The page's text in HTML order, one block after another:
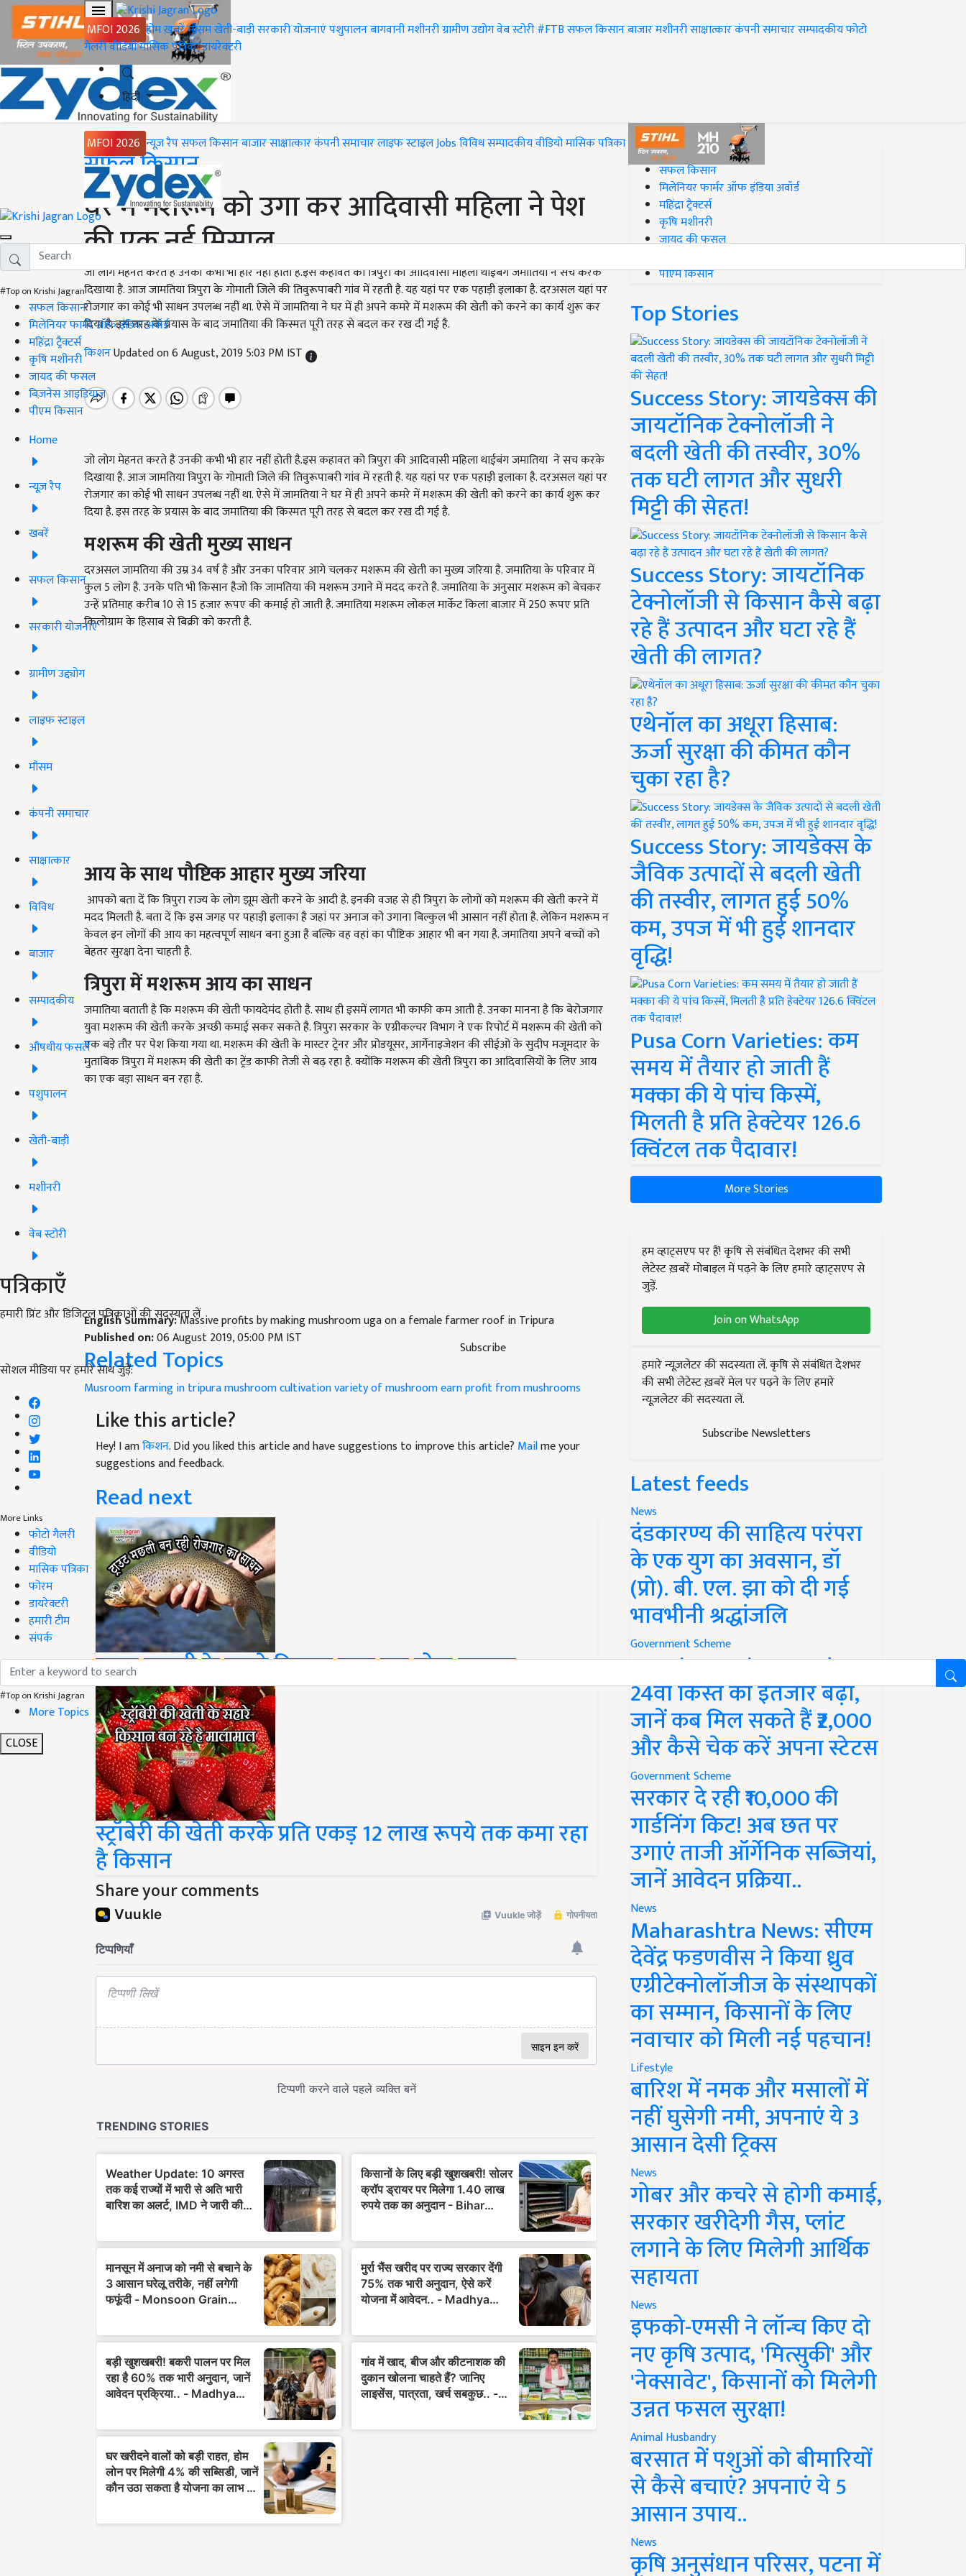
MFOI 2026 होमख़बरेंमौसमखेती-बाड़ीसरकारी योजनाएंपशुपालनबागवानीमशीनरीग्रामीण उद्योगवेब स्टोरी#FTBसफल किसानबाजारमशीनरीसाक्षात्कारकंपनी समाचारसम्पादकीयफोटो
गैलरीवीडियोमासिक पत्रिकाडायरेक्टरी
हिंदी
MFOI 2026 न्यूज़ रैपसफल किसानबाजारसाक्षात्कारकंपनी समाचारलाइफ स्टाइलJobsविविधसम्पादकीयवीडियोमासिक पत्रिका
#Top on Krishi Jagran
सफल किसान
मिलेनियर फार्मर ऑफ इंडिया अवॉर्ड
महिंद्रा ट्रैक्टर्स
कृषि मशीनरी
जायद की फसल
बिज़नेस आइडियाज
पीएम किसान
Home
न्यूज़ रैप
खबरें
सफल किसान
सरकारी योजनाएं
ग्रामीण उद्द्योग
लाइफ स्टाइल
मौसम
कंपनी समाचार
साक्षात्कार
विविध
बाजार
सम्पादकीय
औषधीय फसलें
पशुपालन
खेती-बाड़ी
मशीनरी
वेब स्टोरी
पत्रिकाएँ
हमारी प्रिंट और डिजिटल पत्रिकाओं की सदस्यता लें
Subscribe
सोशल मीडिया पर हमारे साथ जुड़ें:
More Links
फोटो गैलरी
वीडियो
मासिक पत्रिका
फोरम
डायरेक्टरी
हमारी टीम
संपर्क
#Top on Krishi Jagran
More Topics
CLOSE
Home
सफल किसान
घर में मशरूम को उगा कर आदिवासी महिला ने पेश
की एक नई मिसाल
जो लोग मेहनत करते है उनकी कभी भी हार नहीं होती है.इस कहावत को त्रिपुरा की आदिवासी महिला थाईबंग जमातिया ने सच करके
दिखाया है. आज जामतिया त्रिपुरा के गोमाती जिले की तिवुरूपाबरी गांव में रहती है. यह यहां पर एक पहाड़ी इलाका है. दरअसल यहां पर
रोजगार का कोई भी साधन उपलब्ध नहीं था. ऐसे में जामतिया ने घर में ही अपने कमरे में मशरूम की खेती को करने का कार्य शुरू कर
दिया है. इस तरह के प्रयास के बाद जमातिया की किस्मत पूरी तरह से बदल कर रख दी गई है.
किशनUpdated on 6 August, 2019 5:03 PM IST
जो लोग मेहनत करते है उनकी कभी भी हार नहीं होती है.इस कहावत को त्रिपुरा की आदिवासी महिला थाईबंग जमातिया ने सच करके
दिखाया है. आज जामतिया त्रिपुरा के गोमाती जिले की तिवुरूपाबरी गांव में रहती है. यह यहां पर एक पहाड़ी इलाका है. दरअसल यहां पर
रोजगार का कोई भी साधन उपलब्ध नहीं था. ऐसे में जामतिया ने घर में ही अपने कमरे में मशरूम की खेती को करने का कार्य शुरू कर
दिया है. इस तरह के प्रयास के बाद जमातिया की किस्मत पूरी तरह से बदल कर रख दी गई है.
मशरूम की खेती मुख्य साधन
दरअसल जामतिया की उम्र 34 वर्ष है और उनका परिवार आगे चलकर मशरूम की खेती का मुख्य जरिया है. जमातिया के परिवार में
कुल 5 लोग है. उनके पति भी किसान हैजो कि जामतिया की मशरूम उगाने में मदद करते है. जमातिया के अनुसार मशरूम को बेचकर
उन्हें प्रतिमाह करीब 10 से 15 हजार रूपए की कमाई हो जाती है. जमातिया मशरूम लोकल मार्केट किला बाजार में 250 रूपए प्रति
किलोग्राम के हिसाब से बिक्री को करती है.
आय के साथ पौष्टिक आहार मुख्य जरिया
आपको बता दें कि त्रिपुरा राज्य के लोग झूम खेती करने के आदी है. इनकी वजह से ही त्रिपुरा के लोगों को मशरूम की खेती करने में
मदद मिलती है. बता दें कि इस जगह पर पहाड़ी इलाका है जहां पर अनाज को उगाना बिल्कुल भी आसान नहीं होता है. लेकिन मशरूम न
केवल इन लोगों की आय का महत्वपूर्ण साधन बना हुआ है बल्कि वह वहां का पौष्टिक आहार भी बन गया है. जमातिया अपने बच्चों को
बेहतर सुरक्षा देना चाहती है.
त्रिपुरा में मशरूम आय का साधन
जमातिया बताती है कि मशरूम की खेती फायदेमंद होती है. साथ ही इसमें लागत भी काफी कम आती है. उनका मानना है कि बेरोजगार
युवा मशरूम की खेती करके अच्छी कमाई सकर सकते है. त्रिपुरा सरकार के एग्रीकल्चर विभाग ने एक रिपोर्ट में मशरूम की खेती को
एक बड़े तौर पर पेश किया गया था. मशरूम की खेती के मास्टर ट्रेनर और प्रोडयूसर, आर्गेनाइजेशन की सीईओ के सुदीप मजूमदार के
मुताबिक त्रिपुरा में मशरूम की खेती का ट्रेंड काफी तेजी से बढ़ रहा है. क्योंकि मशरूम की खेती त्रिपुरा का आदिवासियों के लिए आय
का एक बड़ा साधन बन रहा है.
English Summary:Massive profits by making mushroom uga on a female farmer roof in Tripura
Published on:06 August 2019, 05:00 PM IST
Related Topics
Musroom farming intripura mushroom cultivationvariety of mushroomearn profit from mushrooms
Like this article?
Hey! I amकिशन. Did you liked this article and have suggestions to improve this article? Mailme your
suggestions and feedback.
Read next
ट्राउट मछली के सहारे किसान कमा रहा मोटा मुनाफा
स्ट्रॉबेरी की खेती करके प्रति एकड़ 12 लाख रूपये तक कमा रहा
है किसान
Share your comments
#Top on Krishi Jagran
सफल किसान
मिलेनियर फार्मर ऑफ इंडिया अवॉर्ड
महिंद्रा ट्रैक्टर्स
कृषि मशीनरी
जायद की फसल
पीएम किसान
Top Stories
Success Story: जायडेक्स की
जायटॉनिक टेक्नोलॉजी ने
बदली खेती की तस्वीर, 30%
तक घटी लागत और सुधरी
मिट्टी की सेहत!
Success Story: जायटॉनिक
टेक्नोलॉजी से किसान कैसे बढ़ा
रहे हैं उत्पादन और घटा रहे हैं
खेती की लागत?
एथेनॉल का अधूरा हिसाब:
ऊर्जा सुरक्षा की कीमत कौन
चुका रहा है?
Success Story: जायडेक्स के
जैविक उत्पादों से बदली खेती
की तस्वीर, लागत हुई 50%
कम, उपज में भी हुई शानदार
वृद्धि!
Pusa Corn Varieties: कम
समय में तैयार हो जाती हैं
मक्का की ये पांच किस्में,
मिलती है प्रति हेक्टेयर 126.6
क्विंटल तक पैदावार!
More Stories
हम व्हाट्सएप पर हैं! कृषि से संबंधित देशभर की सभी
लेटेस्ट ख़बरें मोबाइल में पढ़ने के लिए हमारे व्हाट्सएप से
जुड़ें.
Join on WhatsApp
हमारे न्यूज़लेटर की सदस्यता लें. कृषि से संबंधित देशभर
की सभी लेटेस्ट ख़बरें मेल पर पढ़ने के लिए हमारे
न्यूज़लेटर की सदस्यता लें.
Subscribe Newsletters
Latest feeds
News
दंडकारण्य की साहित्य परंपरा
के एक युग का अवसान, डॉ
(प्रो). बी. एल. झा को दी गई
भावभीनी श्रद्धांजलि
Government Scheme
PM Kisan Yojana Update:
24वीं किस्त का इंतजार बढ़ा,
जानें कब मिल सकते हैं ₹2,000
और कैसे चेक करें अपना स्टेटस
Government Scheme
सरकार दे रही ₹10,000 की
गार्डनिंग किट! अब छत पर
उगाएं ताजी ऑर्गेनिक सब्जियां,
जानें आवेदन प्रक्रिया..
News
Maharashtra News: सीएम
देवेंद्र फडणवीस ने किया ध्रुव
एग्रीटेक्नोलॉजीज के संस्थापकों
का सम्मान, किसानों के लिए
नवाचार को मिली नई पहचान!
Lifestyle
बारिश में नमक और मसालों में
नहीं घुसेगी नमी, अपनाएं ये 3
आसान देसी ट्रिक्स
News
गोबर और कचरे से होगी कमाई,
सरकार खरीदेगी गैस, प्लांट
लगाने के लिए मिलेगी आर्थिक
सहायता
News
इफको-एमसी ने लॉन्च किए दो
नए कृषि उत्पाद, 'मित्सुकी' और
'नेक्सावेट', किसानों को मिलेगी
उन्नत फसल सुरक्षा!
Animal Husbandry
बरसात में पशुओं को बीमारियों
से कैसे बचाएं? अपनाएं ये 5
आसान उपाय..
News
कृषि अनुसंधान परिसर, पटना में